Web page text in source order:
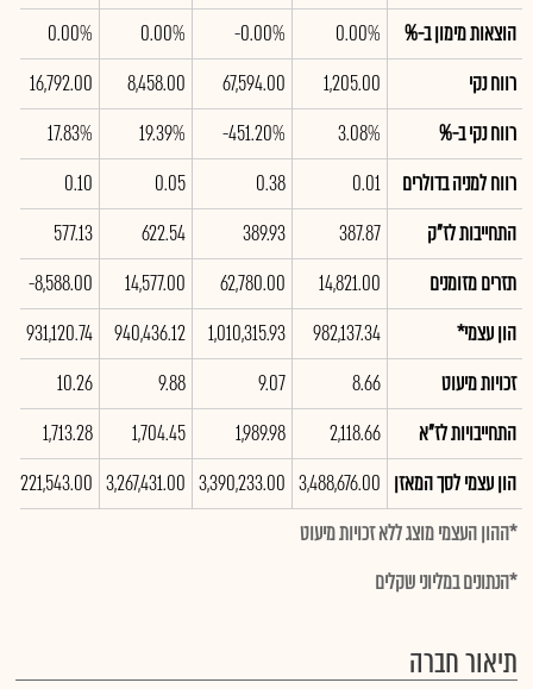
הוצאות מימון ב-%
0.00%
-0.00%
0.00%
0.00%
רווח נקי
1,205.00
67,594.00
8,458.00
16,792.00
רווח נקי ב-%
3.08%
-451.20%
19.39%
17.83%
רווח למניה בדולרים
0.01
0.38
0.05
0.10
התחייבות לז"ק
387.87
389.93
622.54
577.13
תזרים מזומנים
14,821.00
62,780.00
14,577.00
-8,588.00
הון עצמי*
982,137.34
1,010,315.93
940,436.12
931,120.74
זכויות מיעוט
8.66
9.07
9.88
10.26
התחייבויות לז"א
2,118.66
1,989.98
1,704.45
1,713.28
הון עצמי לסך המאזן 3,488,676.00
3,390,233.00
3,267,431.00
3,221,543.00
*ההון העצמי מוצג ללא זכויות מיעוט
*הנתונים במליוני שקלים
תיאור חברה